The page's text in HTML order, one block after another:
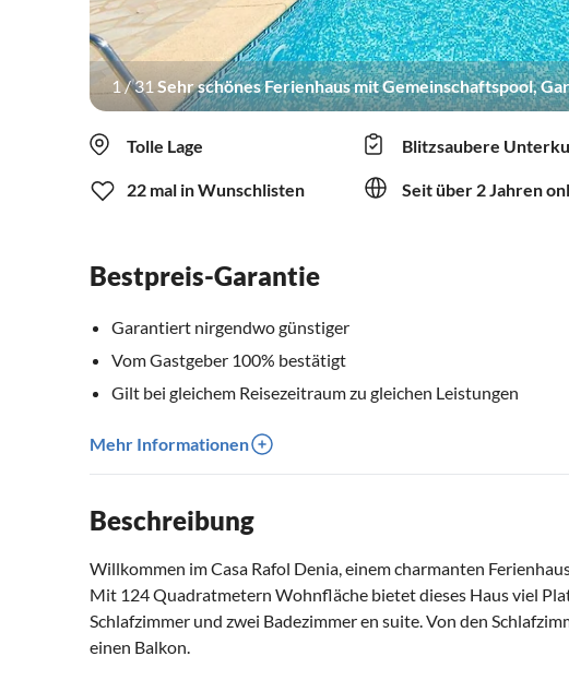
1/31 Sehr schönes Ferienhaus mit Gemeinschaftspool,
Tolle Lage Blitzsaubere
22 mal in Wunschlisten Seit über 2 Jahren
Bestpreis-Garantie
Garantiert nirgendwo günstiger
Vom Gastgeber 100% bestätigt
Gilt bei gleichem Reisezeitraum zu gleichen Leistungen
Mehr Informationen
Beschreibung
Willkommen im Casa Rafol Denia, einem charmanten
Mit 124 Quadratmetern Wohnfläche bietet dieses Haus viel
Schlafzimmer und zwei Badezimmer en suite. Von den
einen Balkon.